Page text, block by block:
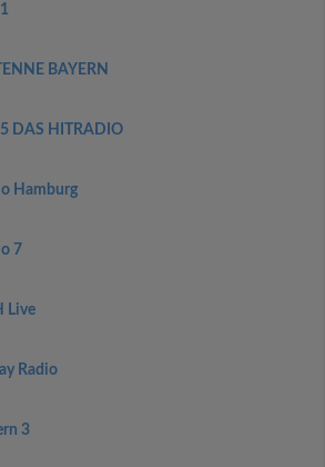
BAYERN
DAS HITRADIO
Hamburg
7
Live
Radio
3